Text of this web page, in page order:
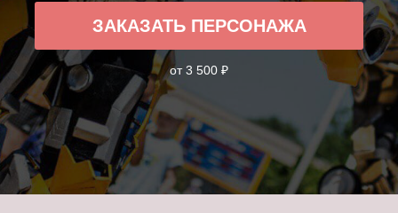
ЗАКАЗАТЬ ПЕРСОНАЖА
от 3 500 ₽